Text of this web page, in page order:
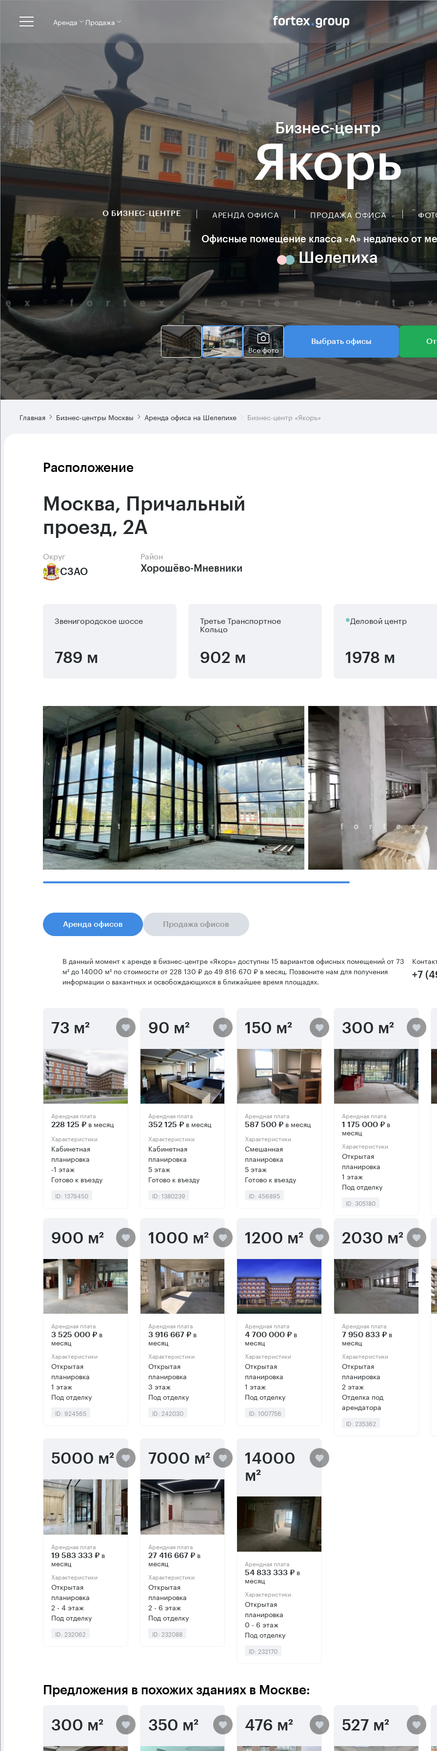
Аренда Продажа
Бизнес-центр
Якорь
О БИЗНЕС-ЦЕНТРЕ АРЕНДА ОФИСА ПРОДАЖА ОФИСА
Офисные помещение класса «А» недалеко от
Шелепиха
Все фото
Выбрать офисы
Главная Бизнес-центры Москвы Аренда офиса на Шелепихе Бизнес-центр «Якорь»
Расположение
Москва, Причальный
проезд, 2А
Округ
СЗАО
Район
Хорошёво-Мневники
Звенигородское шоссе
789 м
Третье Транспортное
Кольцо
902 м
Деловой центр
1978 м
Аренда офисов Продажа офисов
В данный момент к аренде в бизнес-центре «Якорь» доступны 15 вариантов офисных помещений от 73
м² до 14000 м² по стоимости от 228 130 ₽ до 49 816 670 ₽ в месяц. Позвоните нам для получения
информации о вакантных и освобождающихся в ближайшее время площадях.
+7
73 м²
Арендная плата
228 125 ₽ в месяц
Характеристики
Кабинетная
планировка
-1 этаж
Готово к въезду
ID: 1379450
90 м²
Арендная плата
352 125 ₽в месяц
Характеристики
Кабинетная
планировка
5 этаж
Готово к въезду
ID: 1380239
150 м²
Арендная плата
587 500 ₽ в месяц
Характеристики
Смешанная
планировка
5 этаж
Готово к въезду
ID: 456895
300 м²
Арендная плата
1 175 000 ₽в
месяц
Характеристики
Открытая
планировка
1 этаж
Под отделку
ID: 305180
900 м²
Арендная плата
3 525 000 ₽ в
месяц
Характеристики
Открытая
планировка
1 этаж
Под отделку
ID: 924565
1000 м²
Арендная плата
3 916 667 ₽в
месяц
Характеристики
Открытая
планировка
3 этаж
Под отделку
ID: 242030
1200 м²
Арендная плата
4 700 000 ₽ в
месяц
Характеристики
Открытая
планировка
1 этаж
Под отделку
ID: 1007756
2030 м²
Арендная плата
7 950 833 ₽в
месяц
Характеристики
Открытая
планировка
2 этаж
Отделка под
арендатора
ID: 235362
5000 м²
Арендная плата
19 583 333 ₽ в
месяц
Характеристики
Открытая
планировка
2 - 4 этаж
Под отделку
ID: 232062
7000 м²
Арендная плата
27 416 667 ₽в
месяц
Характеристики
Открытая
планировка
2 - 6 этаж
Под отделку
ID: 232088
14000
м²
Арендная плата
54 833 333 ₽ в
месяц
Характеристики
Открытая
планировка
0 - 6 этаж
Под отделку
ID: 232170
Предложения в похожих зданиях в Москве:
300 м² 350 м² 476 м² 527 м²